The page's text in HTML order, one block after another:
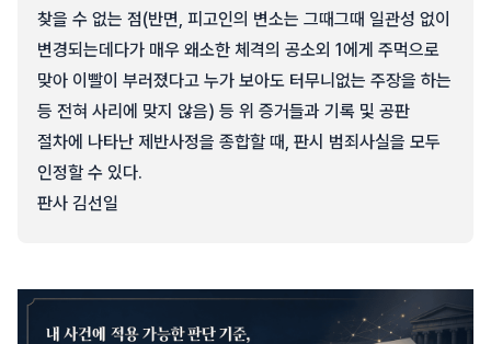
찾을 수 없는 점(반면, 피고인의 변소는 그때그때 일관성 없이
변경되는데다가 매우 왜소한 체격의 공소외 1에게 주먹으로
맞아 이빨이 부러졌다고 누가 보아도 터무니없는 주장을 하는
등 전혀 사리에 맞지 않음) 등 위 증거들과 기록 및 공판
절차에 나타난 제반사정을 종합할 때, 판시 범죄사실을 모두
인정할 수 있다.
판사 김선일